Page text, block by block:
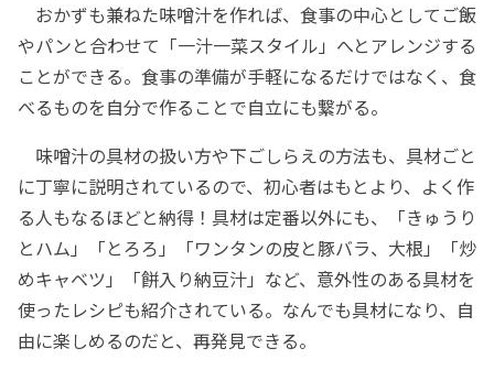
おかずも兼ねた味噌汁を作れば、食事の中心としてご飯
やパンと合わせて「一汁一菜スタイル」へとアレンジする
ことができる。食事の準備が手軽になるだけではなく、食
べるものを自分で作ることで自立にも繋がる。
味噌汁の具材の扱い方や下ごしらえの方法も、具材ごと
に丁寧に説明されているので、初心者はもとより、よく作
る人もなるほどと納得！具材は定番以外にも、「きゅうり
とハム」「とろろ」「ワンタンの皮と豚バラ、大根」「炒
めキャベツ」「餅入り納豆汁」など、意外性のある具材を
使ったレシピも紹介されている。なんでも具材になり、自
由に楽しめるのだと、再発見できる。